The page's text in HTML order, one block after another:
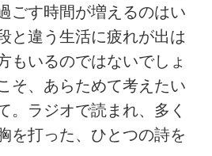
ごす時間が増えるのはい
と違う生活に疲れが出は
もいるのではないでしょ
そ、あらためて考えたい
。ラジオで読まれ、多く
を打った、ひとつの詩を